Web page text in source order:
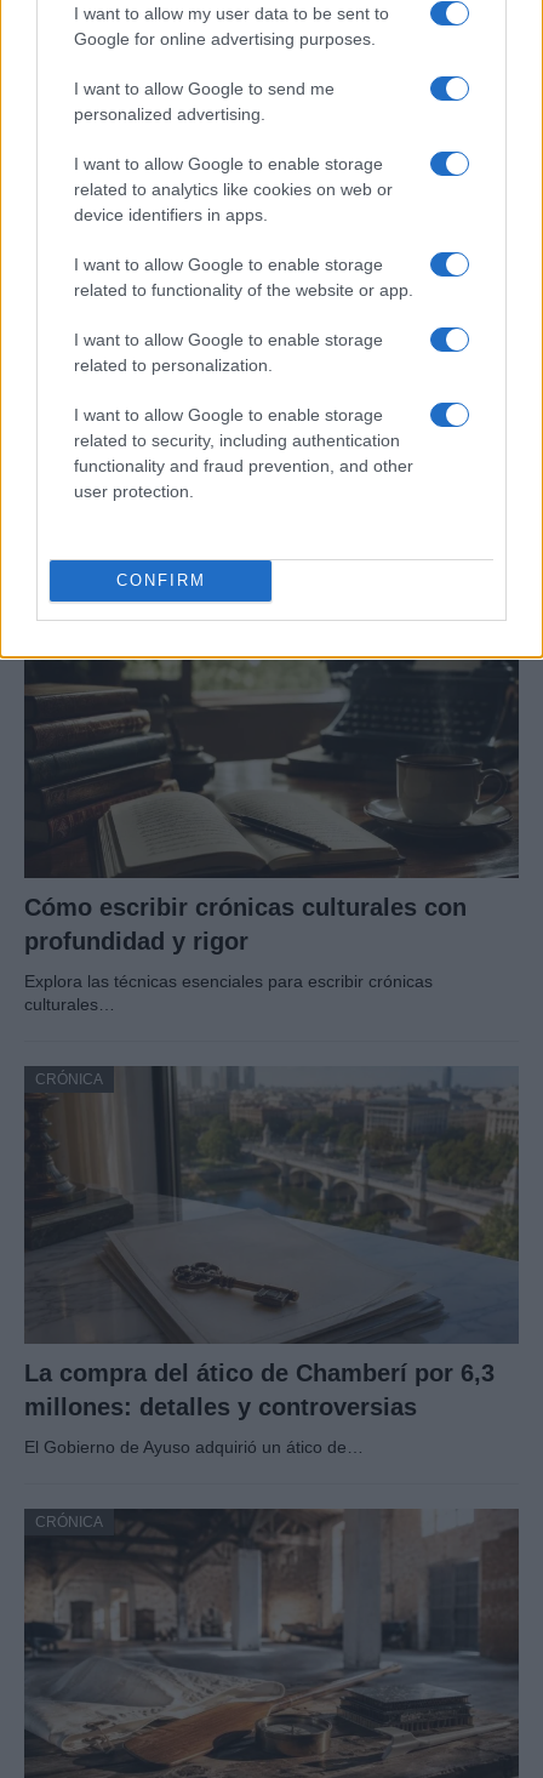
I want to allow my user data to be sent to
Google for online advertising purposes.
I want to allow Google to send me
personalized advertising.
I want to allow Google to enable storage
related to analytics like cookies on web or
device identifiers in apps.
I want to allow Google to enable storage
related to functionality of the website or app.
I want to allow Google to enable storage
related to personalization.
I want to allow Google to enable storage
related to security, including authentication
functionality and fraud prevention, and other
user protection.
CONFIRM
fallece durante un incendio en un hotel
Curso de verano de la Universidad de La
Rioja finaliza con celebración
gastronómica
Cómo escribir crónicas culturales con
profundidad y rigor
Explora las técnicas esenciales para escribir crónicas
culturales…
CRÓNICA
La compra del ático de Chamberí por 6,3
millones: detalles y controversias
El Gobierno de Ayuso adquirió un ático de…
CRÓNICA